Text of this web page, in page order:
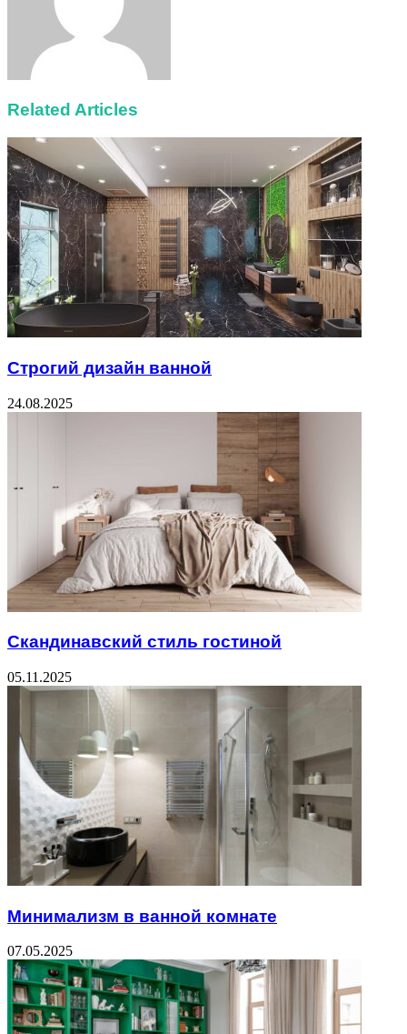
Related Articles
Строгий дизайн ванной
24.08.2025
Скандинавский стиль гостиной
05.11.2025
Минимализм в ванной комнате
07.05.2025